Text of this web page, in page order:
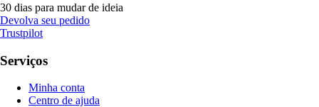
30 dias para mudar de ideia
Devolva seu pedido
Trustpilot
Serviços
Minha conta
Centro de ajuda